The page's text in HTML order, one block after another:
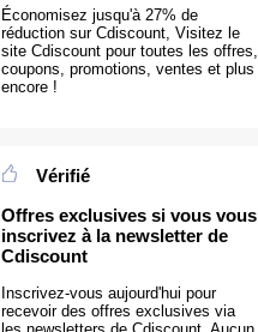
Économisez jusqu'à 27% de
réduction sur Cdiscount, Visitez le
site Cdiscount pour toutes les offres,
coupons, promotions, ventes et plus
encore !
Vérifié
Offres exclusives si vous vous
inscrivez à la newsletter de
Cdiscount
Inscrivez-vous aujourd'hui pour
recevoir des offres exclusives via